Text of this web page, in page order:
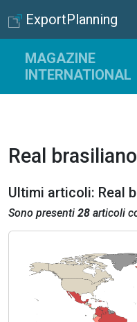
ExportPlanning
MAGAZINE
INTERNATIONAL
Real brasiliano
Ultimi articoli: Real
Sono presenti 28 articoli